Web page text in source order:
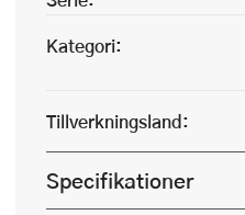
Kategori:
Tillverkningsland:
Specifikationer